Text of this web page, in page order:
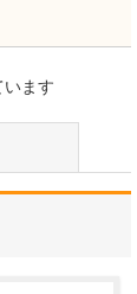
います
ることを教えて